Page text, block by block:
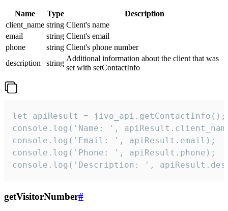
Name Type
Description
client_name string Client's name
email
string Client's email
phone
string Client's phone number
description
string
Additional information about the client that was
set with setContactInfo
let apiResult = jivo_api.getContactInfo();
console.log('Name: ',
console.log('Email: ', apiResult.email);
console.log('Phone: ', apiResult.phone);
console.log('Description: ',
getVisitorNumber#